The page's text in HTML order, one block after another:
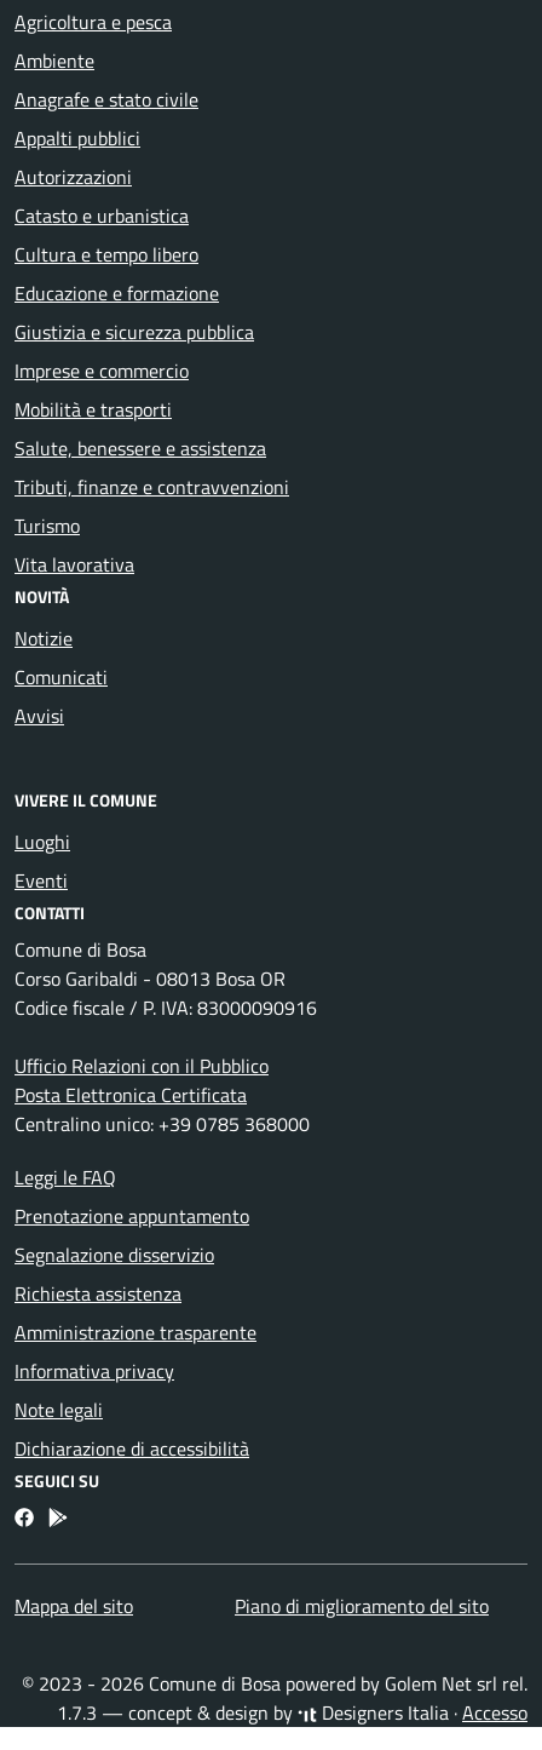
Agricoltura e pesca
Ambiente
Anagrafe e stato civile
Appalti pubblici
Autorizzazioni
Catasto e urbanistica
Cultura e tempo libero
Educazione e formazione
Giustizia e sicurezza pubblica
Imprese e commercio
Mobilità e trasporti
Salute, benessere e assistenza
Tributi, finanze e contravvenzioni
Turismo
Vita lavorativa
NOVITÀ
Notizie
Comunicati
Avvisi
VIVERE IL COMUNE
Luoghi
Eventi
CONTATTI
Comune di Bosa
Corso Garibaldi - 08013 Bosa OR
Codice fiscale / P. IVA: 83000090916
Ufficio Relazioni con il Pubblico
Posta Elettronica Certificata
Centralino unico: +39 0785 368000
Leggi le FAQ
Prenotazione appuntamento
Segnalazione disservizio
Richiesta assistenza
Amministrazione trasparente
Informativa privacy
Note legali
Dichiarazione di accessibilità
SEGUICI SU
FacebookBosa inApp
Mappa del sito Piano di miglioramento del sito
© 2023 - 2026 Comune di Bosa powered by Golem Net srl rel.
1.7.3 — concept & design by
Designers Italia ·Accesso